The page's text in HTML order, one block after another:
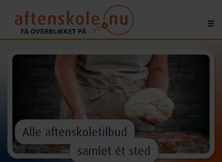
Alle aftenskoletilbud
samlet ét sted